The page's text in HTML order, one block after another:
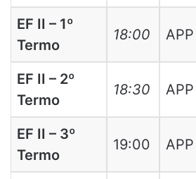
EF II – 1º
Termo
18:00 APP
EF II – 2º
Termo
18:30 APP
EF II – 3º
Termo
19:00 APP